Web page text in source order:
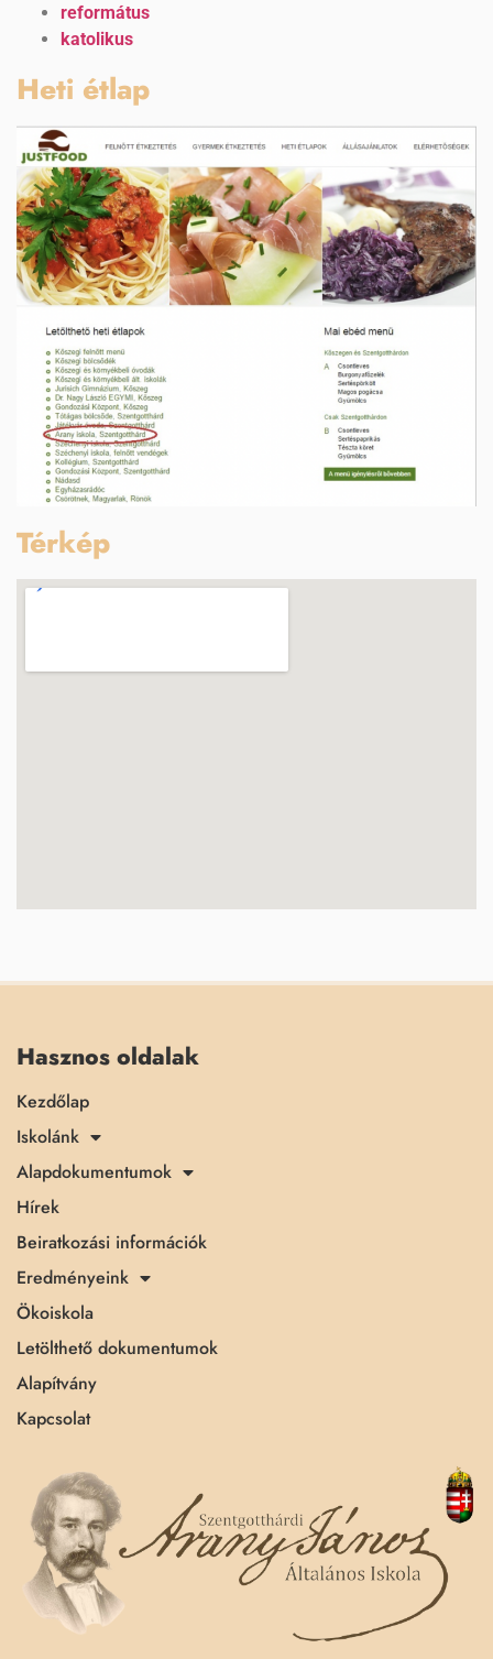
református
katolikus
Heti étlap
Térkép
Hasznos oldalak
Kezdőlap
Iskolánk
Alapdokumentumok
Hírek
Beiratkozási információk
Eredményeink
Ökoiskola
Letölthető dokumentumok
Alapítvány
Kapcsolat